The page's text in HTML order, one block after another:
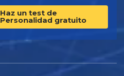
Haz un test de
Personalidad gratuito